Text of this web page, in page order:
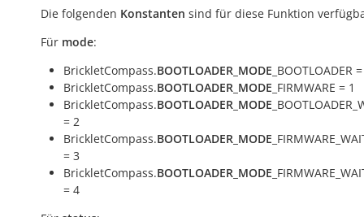
Die folgenden Konstanten sind für diese Funktion
Für mode:
BrickletCompass.BOOTLOADER_MODE _BOOTLOADER
BrickletCompass.BOOTLOADER_MODE _FIRMWARE = 1
BrickletCompass.BOOTLOADER_MODE
= 2
BrickletCompass.BOOTLOADER_MODE
= 3
BrickletCompass.BOOTLOADER_MODE
= 4